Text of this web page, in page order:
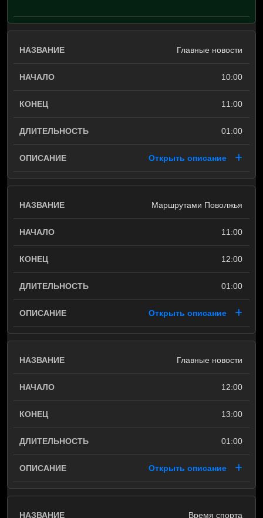
Главные новости
10:00
11:00
01:00
Открыть описание
Маршрутами Поволжья
11:00
12:00
01:00
Открыть описание
Главные новости
12:00
13:00
01:00
Открыть описание
Время спорта